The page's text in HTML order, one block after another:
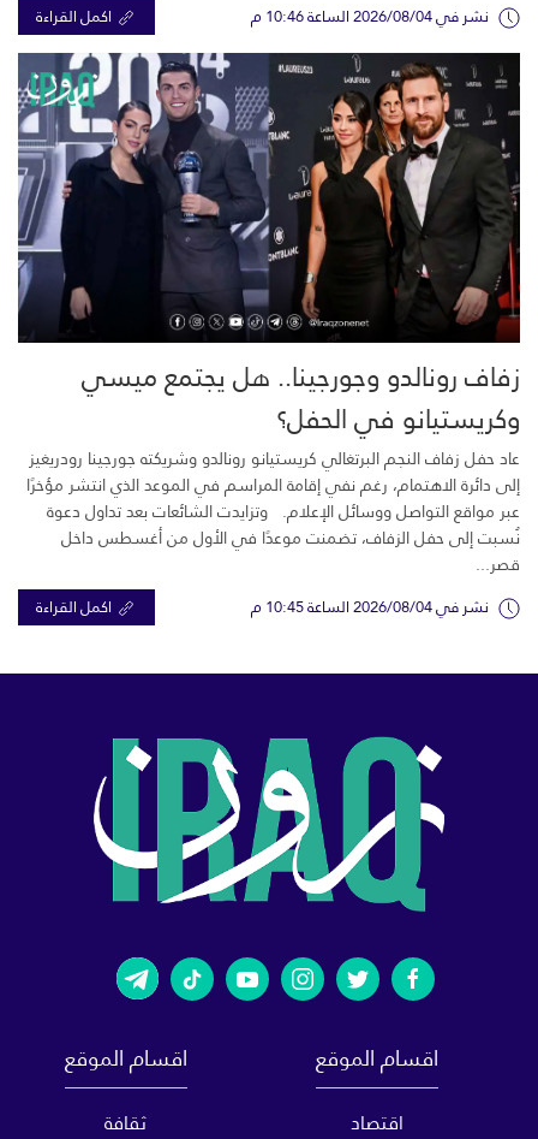
نشر في 2026/08/04 الساعة 10:46 م اكمل القراءة
زفاف رونالدو وجورجينا.. هل يجتمع ميسي
وكريستيانو في الحفل؟
عاد حفل زفاف النجم البرتغالي كريستيانو رونالدو وشريكته جورجينا رودريغيز
إلى دائرة الاهتمام، رغم نفي إقامة المراسم في الموعد الذي انتشر مؤخرًا
عبر مواقع التواصل ووسائل الإعلام. وتزايدت الشائعات بعد تداول دعوة
نُسبت إلى حفل الزفاف، تضمنت موعدًا في الأول من أغسطس داخل
قصر...
نشر في 2026/08/04 الساعة 10:45 م اكمل القراءة
اقسام الموقع
اقتصاد
اقسام الموقع
ثقافة